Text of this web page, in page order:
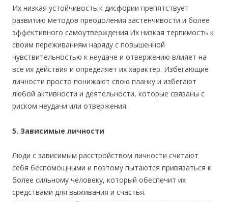
Их низкая устойчивость к дисфории препятствует
развитию методов преодоления застенчивости и более
эффективного самоутверждения.Их низкая терпимость к
своим переживаниям наряду с повышенной
чувствительностью к неудаче и отвержению влияет на
все их действия и определяет их характер. Избегающие
личности просто понижают свою планку и избегают
любой активности и деятельности, которые связаны с
риском неудачи или отвержения.
5. Зависимые личности
Люди с зависимым расстройством личности считают
себя беспомощными и поэтому пытаются привязаться к
более сильному человеку, который обеспечит их
средствами для выживания и счастья.